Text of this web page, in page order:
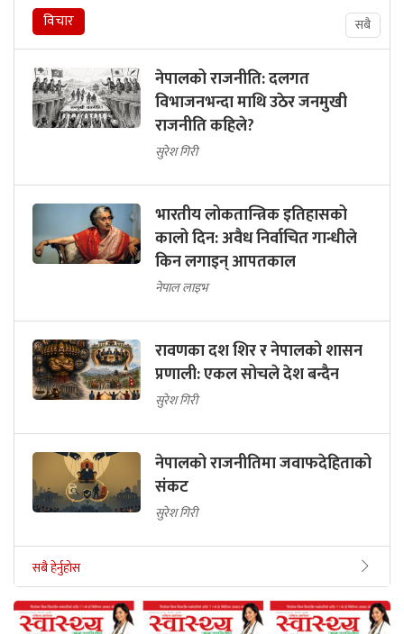
विचार सबै
नेपालको राजनीति: दलगत
विभाजनभन्दा माथि उठेर जनमुखी
राजनीति कहिले?
सुरेश गिरी
भारतीय लोकतान्त्रिक इतिहासको
कालो दिन: अवैध निर्वाचित गान्धीले
किन लगाइन् आपतकाल
नेपाल लाइभ
रावणका दश शिर र नेपालको शासन
प्रणाली: एकल सोचले देश बन्दैन
सुरेश गिरी
नेपालको राजनीतिमा जवाफदेहिताको
संकट
सुरेश गिरी
सबै हेर्नुहोस